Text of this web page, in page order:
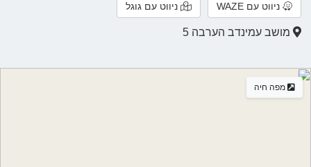
ניווט עם WAZE ניווט עם גוגל
מושב עמינדב הערבה 5
מפה חיה